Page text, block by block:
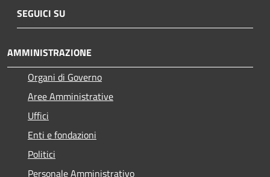
SEGUICI SU
AMMINISTRAZIONE
Organi di Governo
Aree Amministrative
Uffici
Enti e fondazioni
Politici
Personale Amministrativo